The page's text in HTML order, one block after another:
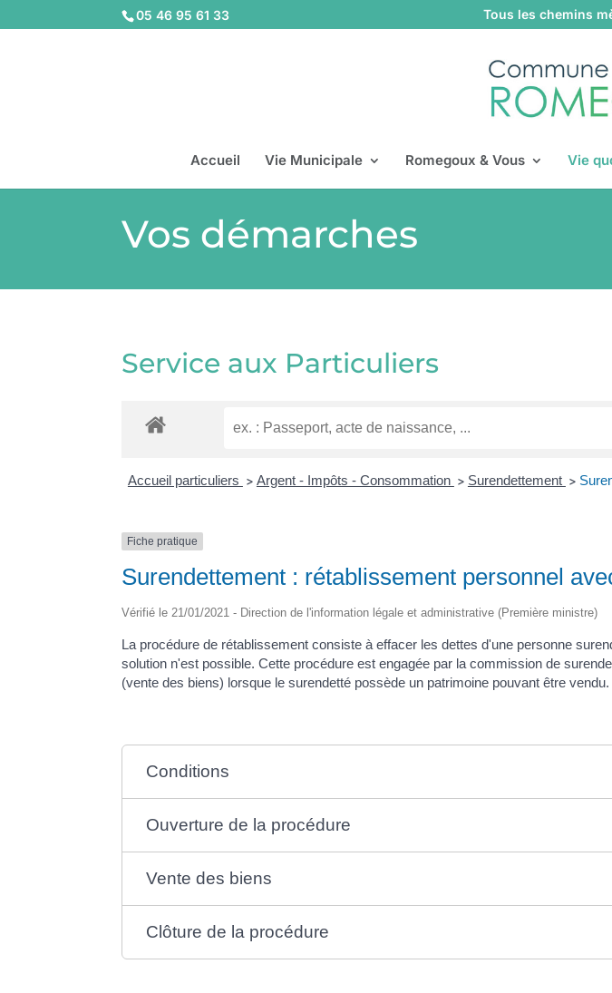
05 46 95 61 33 Tous les chemins
Accueil Vie Municipale Romegoux & Vous Vie
Vos démarches
Service aux Particuliers
Accueil particuliers > Argent - Impôts - Consommation > Surendettement >
Fiche pratique
Surendettement : rétablissement personnel
Vérifié le 21/01/2021 - Direction de l'information légale et administrative (Première ministre)
La procédure de rétablissement consiste à effacer les dettes d'une personne
solution n'est possible. Cette procédure est engagée par la commission de
(vente des biens) lorsque le surendetté possède un patrimoine pouvant être vendu.
Conditions
Ouverture de la procédure
Vente des biens
Clôture de la procédure